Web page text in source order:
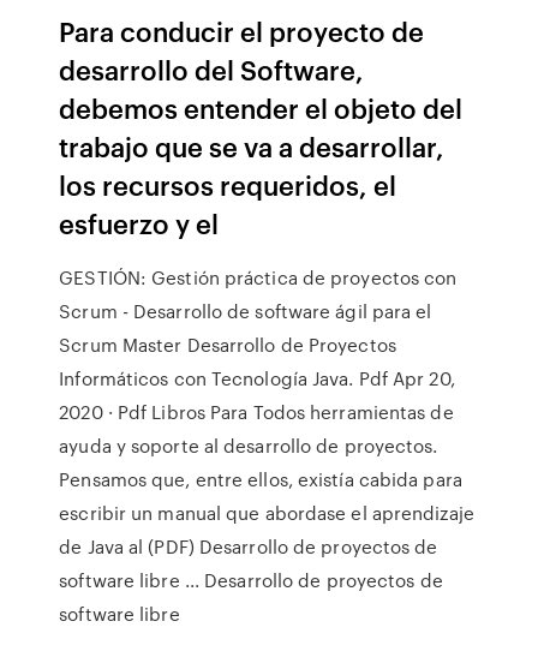
Para conducir el proyecto de
desarrollo del Software,
debemos entender el objeto del
trabajo que se va a desarrollar,
los recursos requeridos, el
esfuerzo y el
GESTIÓN: Gestión práctica de proyectos con
Scrum - Desarrollo de software ágil para el
Scrum Master Desarrollo de Proyectos
Informáticos con Tecnología Java. Pdf Apr 20,
2020 · Pdf Libros Para Todos herramientas de
ayuda y soporte al desarrollo de proyectos.
Pensamos que, entre ellos, existía cabida para
escribir un manual que abordase el aprendizaje
de Java al (PDF) Desarrollo de proyectos de
software libre ... Desarrollo de proyectos de
software libre